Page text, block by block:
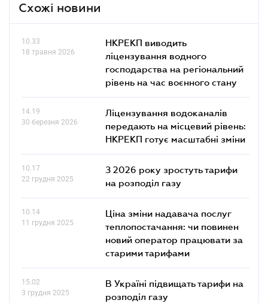
Схожі новини
10.33
18 травня 2026
НКРЕКП виводить
ліцензування водного
господарства на регіональний
рівень на час воєнного стану
14.19
30 березня 2026
Ліцензування водоканалів
передають на місцевий рівень:
НКРЕКП готує масштабні зміни
10.17
22 грудня 2025
З 2026 року зростуть тарифи
на розподіл газу
10.14
11 грудня 2025
Ціна зміни надавача послуг
теплопостачання: чи повинен
новий оператор працювати за
старими тарифами
15.02
3 грудня 2025
В Україні підвищать тарифи на
розподіл газу